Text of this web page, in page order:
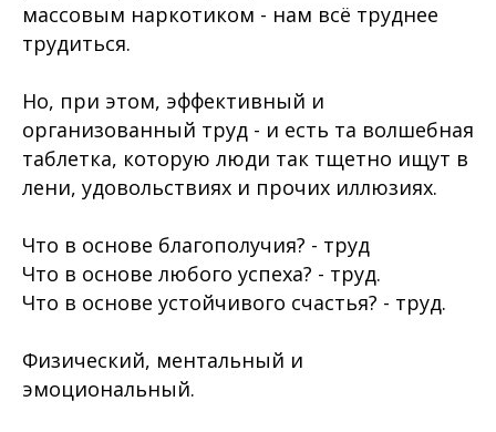
массовым наркотиком - нам всё труднее
трудиться.
Но, при этом, эффективный и
организованный труд - и есть та волшебная
таблетка, которую люди так тщетно ищут в
лени, удовольствиях и прочих иллюзиях.
Что в основе благополучия? - труд
Что в основе любого успеха? - труд.
Что в основе устойчивого счастья? - труд.
Физический, ментальный и
эмоциональный.